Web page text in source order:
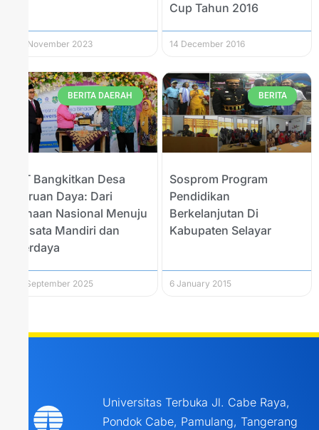
22 November 2023
Cup Tahun 2016
14 December 2016
BERITA DAERAH
UT Bangkitkan Desa
Juruan Daya: Dari
Binaan Nasional Menuju
Wisata Mandiri dan
Berdaya
18 September 2025
BERITA
Sosprom Program
Pendidikan
Berkelanjutan Di
Kabupaten Selayar
6 January 2015
Universitas Terbuka Jl. Cabe Raya,
Pondok Cabe, Pamulang, Tangerang